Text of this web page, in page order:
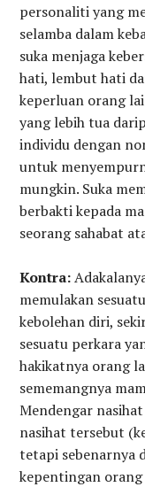
personaliti yang
selamba dalam
suka menjaga
hati, lembut hati
keperluan orang
yang lebih tua
individu dengan
untuk
mungkin. Suka
berbakti kepada
seorang sahabat
Kontra:
memulakan
kebolehan diri,
sesuatu perkara
hakikatnya orang
sememangnya
Mendengar
nasihat tersebut
tetapi sebenarnya
kepentingan